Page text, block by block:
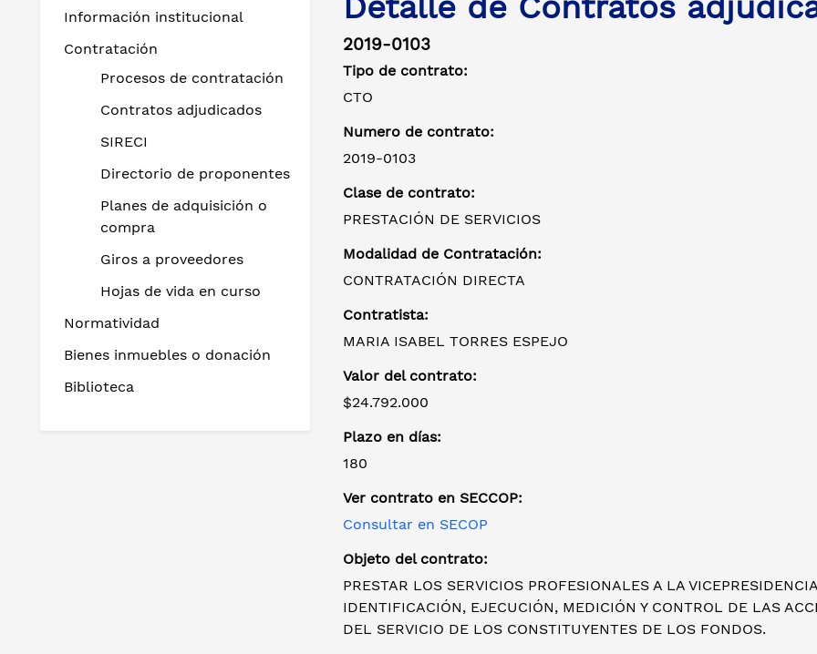
Información institucional
Contratación
Procesos de contratación
Contratos adjudicados
SIRECI
Directorio de proponentes
Planes de adquisición o
compra
Giros a proveedores
Hojas de vida en curso
Normatividad
Bienes inmuebles o donación
Biblioteca
2019-0103
Tipo de contrato:
CTO
Numero de contrato:
2019-0103
Clase de contrato:
PRESTACIÓN DE SERVICIOS
Modalidad de Contratación:
CONTRATACIÓN DIRECTA
Contratista:
MARIA ISABEL TORRES ESPEJO
Valor del contrato:
$24.792.000
Plazo en días:
180
Ver contrato en SECCOP:
Consultar en SECOP
Objeto del contrato:
PRESTAR LOS SERVICIOS PROFESIONALES A LA
IDENTIFICACIÓN, EJECUCIÓN, MEDICIÓN Y CONTROL DE LAS
DEL SERVICIO DE LOS CONSTITUYENTES DE LOS FONDOS.